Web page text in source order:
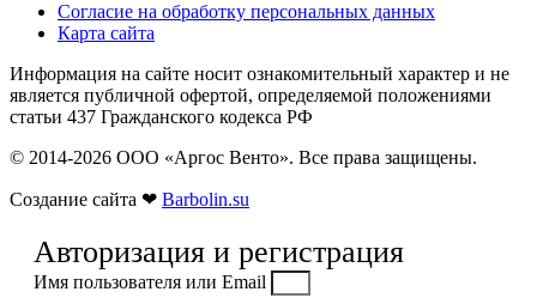
Согласие на обработку персональных данных
Карта сайта
Информация на сайте носит ознакомительный характер и не
является публичной офертой, определяемой положениями
статьи 437 Гражданского кодекса РФ
© 2014-2026 ООО «Аргос Венто». Все права защищены.
Создание сайта ❤ Barbolin.su
Авторизация и регистрация
Имя пользователя или Email